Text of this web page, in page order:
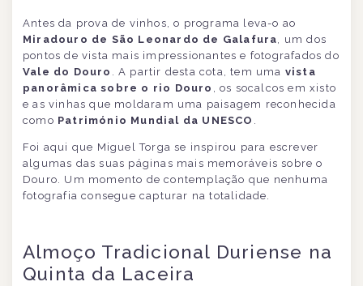
Antes da prova de vinhos, o programa leva-o ao
Miradouro de São Leonardo de Galafura, um dos
pontos de vista mais impressionantes e fotografados do
Vale do Douro . A partir desta cota, tem uma vista
panorâmica sobre o rio Douro , os socalcos em xisto
e as vinhas que moldaram uma paisagem reconhecida
como Património Mundial da UNESCO .
Foi aqui que Miguel Torga se inspirou para escrever
algumas das suas páginas mais memoráveis sobre o
Douro. Um momento de contemplação que nenhuma
fotografia consegue capturar na totalidade.
Almoço Tradicional Duriense na
Quinta da Laceira